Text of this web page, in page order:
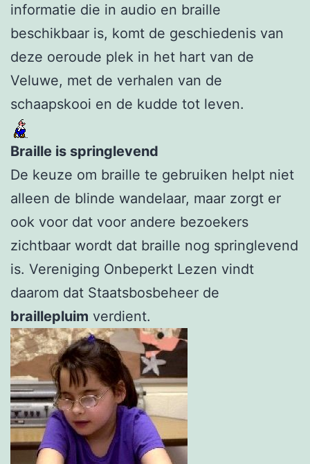
informatie die in audio en braille
beschikbaar is, komt de geschiedenis van
deze oeroude plek in het hart van de
Veluwe, met de verhalen van de
schaapskooi en de kudde tot leven.
Braille is springlevend
De keuze om braille te gebruiken helpt niet
alleen de blinde wandelaar, maar zorgt er
ook voor dat voor andere bezoekers
zichtbaar wordt dat braille nog springlevend
is. Vereniging Onbeperkt Lezen vindt
daarom dat Staatsbosbeheer de
braillepluim verdient.